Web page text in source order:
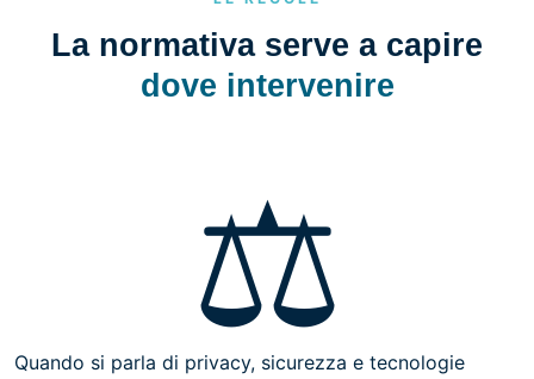
La normativa serve a capire
dove intervenire
⚖️
Quando si parla di privacy, sicurezza e tecnologie